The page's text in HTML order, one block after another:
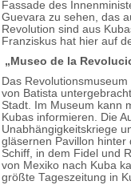
Fassade des
Guevara zu sehen, das
Revolution sind aus
Franziskus hat hier auf
„Museo de la
Das
von Batista
Stadt. Im Museum kann
Kubas informieren. Die
Unabhängigkeitskriege
gläsernen Pavillon hinter
Schiff, in dem Fidel und
von Mexiko nach Kuba
größte Tageszeitung in